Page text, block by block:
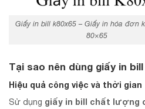
Giấy in bill k80x65 – Giấy in hóa đơn
80×65
Tại sao nên dùng giấy in
Hiệu quả công việc và thời gian
Sử dụng giấy in bill chất lượng